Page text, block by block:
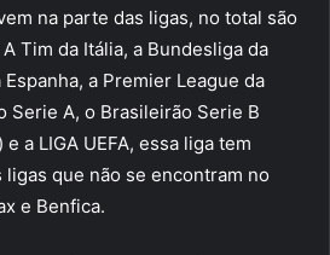
na parte das ligas, no total são
Tim da Itália, a Bundesliga da
Espanha, a Premier League da
Serie A, o Brasileirão Serie B
a LIGA UEFA, essa liga tem
que não se encontram no
e Benfica.